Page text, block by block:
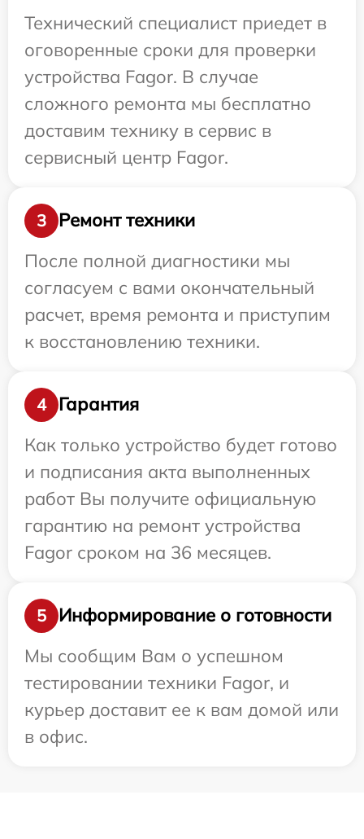
Технический специалист приедет в
оговоренные сроки для проверки
устройства Fagor. В случае
сложного ремонта мы бесплатно
доставим технику в сервис в
сервисный центр Fagor.
3
Ремонт техники
После полной диагностики мы
согласуем с вами окончательный
расчет, время ремонта и приступим
к восстановлению техники.
4
Гарантия
Как только устройство будет готово
и подписания акта выполненных
работ Вы получите официальную
гарантию на ремонт устройства
Fagor сроком на 36 месяцев.
5
Информирование о готовности
Мы сообщим Вам о успешном
тестировании техники Fagor, и
курьер доставит ее к вам домой или
в офис.